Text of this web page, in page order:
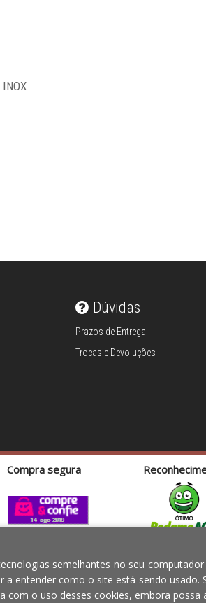
INOX
Dúvidas
Prazos de Entrega
Trocas e Devoluções
Compra segura
E loja 33 Asa Sul - Brasília-DF - CEP: 70.338-
semelhantes no seu
a entender como o site está sendo
com o uso desses cookies, embora